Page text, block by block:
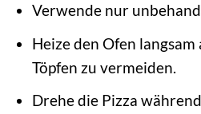
Verwende nur
Heize den Ofen langsam
Töpfen zu vermeiden.
Drehe die Pizza